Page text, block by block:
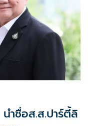
ำชื่อส.ส.ปาร์ตี้ลิ